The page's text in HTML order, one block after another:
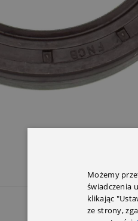
Możemy
świadczenia
klikając
ze strony,